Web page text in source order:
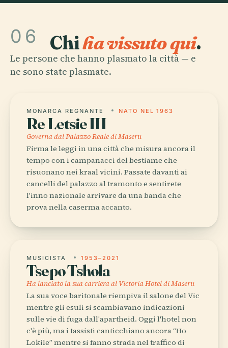
06 Chiha vissuto qui.
Le persone che hanno plasmato la città — e
ne sono state plasmate.
MONARCA REGNANTE NATO NEL 1963
Re Letsie III
Governa dal Palazzo Reale di Maseru
Firma le leggi in una città che misura ancora il
tempo con i campanacci del bestiame che
risuonano nei kraal vicini. Passate davanti ai
cancelli del palazzo al tramonto e sentirete
l'inno nazionale arrivare da una banda che
prova nella caserma accanto.
MUSICISTA 1953–2021
Tsepo Tshola
Ha lanciato la sua carriera al Victoria Hotel di Maseru
La sua voce baritonale riempiva il salone del Vic
mentre gli esuli si scambiavano indicazioni
sulle vie di fuga dall'apartheid. Oggi l'hotel non
c'è più, ma i tassisti canticchiano ancora “Ho
Lokile” mentre si fanno strada nel traffico di